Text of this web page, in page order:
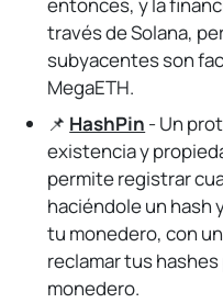
entonces, y la
través de Solana,
subyacentes son
MegaETH.
📌 HashPin - Un
existencia y
permite registrar
haciéndole un hash
tu monedero, con
reclamar tus hashes
monedero.